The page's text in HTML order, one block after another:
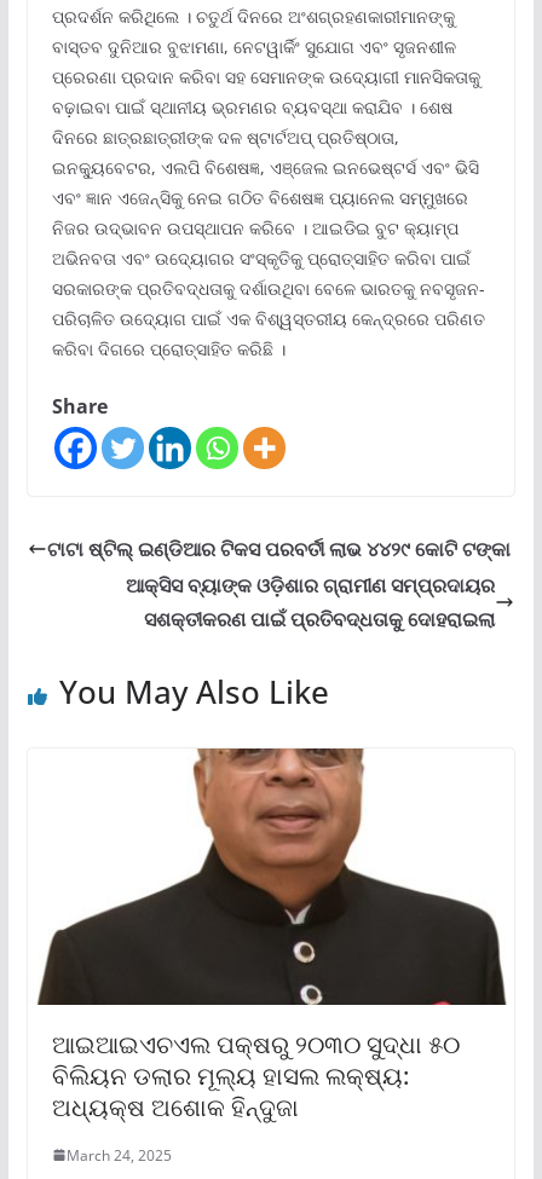
ପ୍ରଦର୍ଶନ କରିଥିଲେ । ଚତୁର୍ଥ ଦିନରେ ଅଂଶଗ୍ରହଣକାରୀମାନଙ୍କୁ
ବାସ୍ତବ ଦୁନିଆର ବୁଝାମଣା, ନେଟୱାର୍କିଂ ସୁଯୋଗ ଏବଂ ସୃଜନଶୀଳ
ପ୍ରେରଣା ପ୍ରଦାନ କରିବା ସହ ସେମାନଙ୍କ ଉଦ୍ୟୋଗୀ ମାନସିକତାକୁ
ବଢ଼ାଇବା ପାଇଁ ସ୍ଥାନୀୟ ଭ୍ରମଣର ବ୍ୟବସ୍ଥା କରାଯିବ । ଶେଷ
ଦିନରେ ଛାତ୍ରଛାତ୍ରୀଙ୍କ ଦଳ ଷ୍ଟାର୍ଟଅପ୍ ପ୍ରତିଷ୍ଠାତା,
ଇନକ୍ୟୁବେଟର, ଏଲପି ବିଶେଷଜ୍ଞ, ଏଞ୍ଜେଲ ଇନଭେଷ୍ଟର୍ସ ଏବଂ ଭିସି
ଏବଂ ଜ୍ଞାନ ଏଜେନ୍ସିକୁ ନେଇ ଗଠିତ ବିଶେଷଜ୍ଞ ପ୍ୟାନେଲ ସମ୍ମୁଖରେ
ନିଜର ଉଦ୍ଭାବନ ଉପସ୍ଥାପନ କରିବେ । ଆଇଡିଇ ବୁଟ କ୍ୟାମ୍ପ
ଅଭିନବତା ଏବଂ ଉଦ୍ୟୋଗର ସଂସ୍କୃତିକୁ ପ୍ରୋତ୍ସାହିତ କରିବା ପାଇଁ
ସରକାରଙ୍କ ପ୍ରତିବଦ୍ଧତାକୁ ଦର୍ଶାଉଥିବା ବେଳେ ଭାରତକୁ ନବସୃଜନ-
ପରିଚାଳିତ ଉଦ୍ୟୋଗ ପାଇଁ ଏକ ବିଶ୍ୱସ୍ତରୀୟ କେନ୍ଦ୍ରରେ ପରିଣତ
କରିବା ଦିଗରେ ପ୍ରୋତ୍ସାହିତ କରିଛି ।
Share
ଟାଟା ଷ୍ଟିଲ୍ ଇଣ୍ଡିଆର ଟିକସ ପରବର୍ତୀ ଲାଭ ୪୪୨୯ କୋଟି ଟଙ୍କା
ଆକ୍ସିସ ବ୍ୟାଙ୍କ ଓଡ଼ିଶାର ଗ୍ରାମୀଣ ସମ୍ପ୍ରଦାୟର
ସଶକ୍ତୀକରଣ ପାଇଁ ପ୍ରତିବଦ୍ଧତାକୁ ଦୋହରାଇଲା
You May Also Like
ଆଇଆଇଏଚଏଲ ପକ୍ଷରୁ ୨୦୩୦ ସୁଦ୍ଧା ୫୦
ବିଲିୟନ ଡଲାର ମୂଲ୍ୟ ହାସଲ ଲକ୍ଷ୍ୟ:
ଅଧ୍ୟକ୍ଷ ଅଶୋକ ହିନ୍ଦୁଜା
March 24, 2025